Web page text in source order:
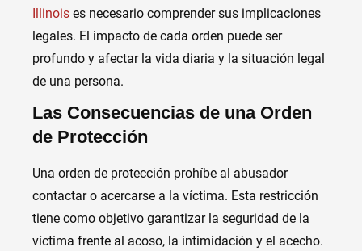
Illinois es necesario comprender sus implicaciones
legales. El impacto de cada orden puede ser
profundo y afectar la vida diaria y la situación legal
de una persona.
Las Consecuencias de una Orden
de Protección
Una orden de protección prohíbe al abusador
contactar o acercarse a la víctima. Esta restricción
tiene como objetivo garantizar la seguridad de la
víctima frente al acoso, la intimidación y el acecho.